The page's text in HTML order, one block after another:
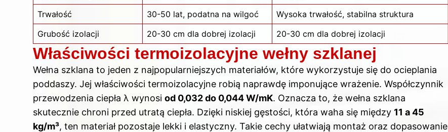
Trwałość
30-50 lat, podatna na wilgoć
Wysoka trwałość, stabilna struktura
Grubość izolacji
20-30 cm dla dobrej izolacji 20-30 cm dla dobrej izolacji
Właściwości termoizolacyjne wełny szklanej
Wełna szklana to jeden z najpopularniejszych materiałów, które wykorzystuje się do ocieplania
poddaszy. Jej właściwości termoizolacyjne robią naprawdę imponujące wrażenie. Współczynnik
przewodzenia ciepła λ wynosi od 0,032 do 0,044 W/mK. Oznacza to, że wełna szklana
skutecznie chroni przed utratą ciepła. Dzięki niskiej gęstości, która waha się między 11 a 45
kg/m³, ten materiał pozostaje lekki i elastyczny. Takie cechy ułatwiają montaż oraz dopasowanie